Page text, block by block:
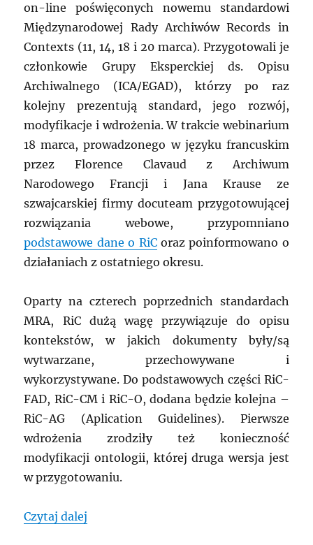
on-line poświęconych nowemu standardowi
Międzynarodowej Rady Archiwów Records in
Contexts (11, 14, 18 i 20 marca). Przygotowali je
członkowie Grupy Eksperckiej ds. Opisu
Archiwalnego (ICA/EGAD), którzy po raz
kolejny prezentują standard, jego rozwój,
modyfikacje i wdrożenia. W trakcie webinarium
18 marca, prowadzonego w języku francuskim
przez Florence Clavaud z Archiwum
Narodowego Francji i Jana Krause ze
szwajcarskiej firmy docuteam przygotowującej
rozwiązania webowe, przypomniano
podstawowe dane o RiCoraz poinformowano o
działaniach z ostatniego okresu.
Oparty na czterech poprzednich standardach
MRA, RiC dużą wagę przywiązuje do opisu
kontekstów, w jakich dokumenty były/są
wytwarzane, przechowywane i
wykorzystywane. Do podstawowych części RiC-
FAD, RiC-CM i RiC-O, dodana będzie kolejna –
RiC-AG (Aplication Guidelines). Pierwsze
wdrożenia zrodziły też konieczność
modyfikacji ontologii, której druga wersja jest
w przygotowaniu.
Czytaj dalej